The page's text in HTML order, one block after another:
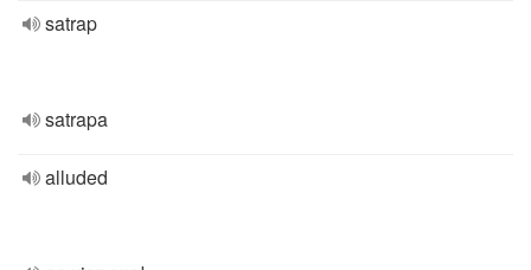
satrap
satrapa
alluded